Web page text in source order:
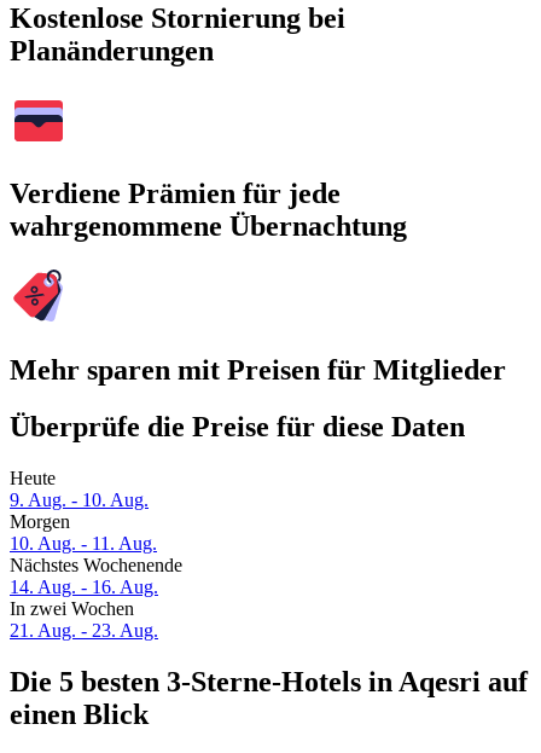
Kostenlose Stornierung bei
Planänderungen
Verdiene Prämien für jede
wahrgenommene Übernachtung
Mehr sparen mit Preisen für Mitglieder
Überprüfe die Preise für diese Daten
Heute
9. Aug. - 10. Aug.
Morgen
10. Aug. - 11. Aug.
Nächstes Wochenende
14. Aug. - 16. Aug.
In zwei Wochen
21. Aug. - 23. Aug.
Die 5 besten 3-Sterne-Hotels in Aqesri auf
einen Blick